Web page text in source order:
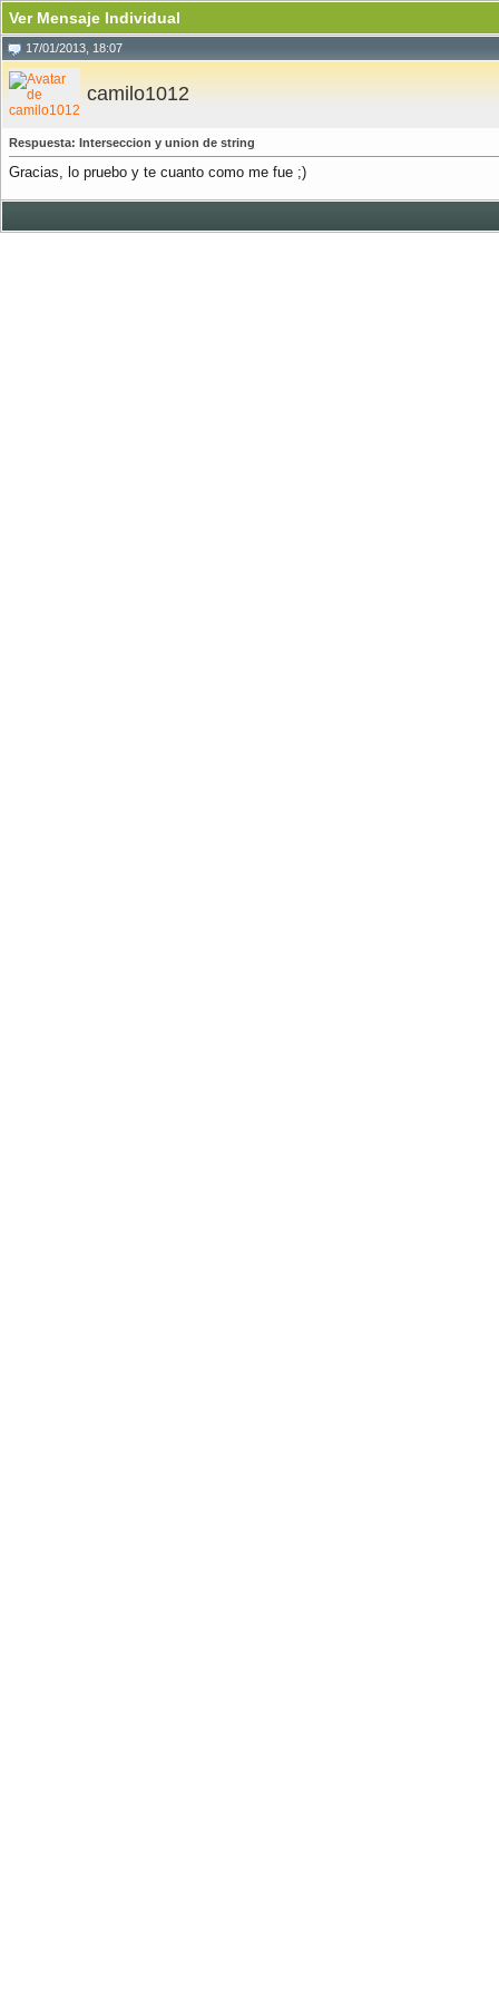
Ver Mensaje Individual
17/01/2013, 18:07
camilo1012
Respuesta: Interseccion y union de string
Gracias, lo pruebo y te cuanto como me fue ;)